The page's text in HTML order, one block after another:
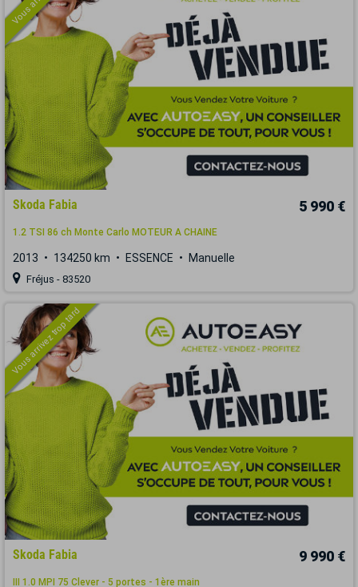
Skoda Fabia 5 990 €
1.2 TSI 86 ch Monte Carlo MOTEUR A CHAINE
2013 134250 km ESSENCE Manuelle
Fréjus - 83520
Vous arrivez trop tard
Skoda Fabia 9 990 €
III 1.0 MPI 75 Clever - 5 portes - 1ère main